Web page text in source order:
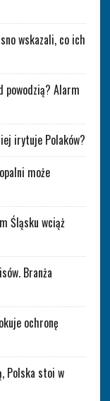
wskazali, co ich
Alarm
irytuje Polaków?
może
Śląsku wciąż
Branża
ochronę
Polska stoi w